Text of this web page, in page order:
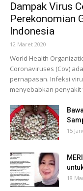
Dampak Virus
Perekonomian
Indonesia
12 Maret 2020
World Health
Coronaviruses (Cov)
pernapasan. Infeksi
menyebabkan penyakit
15
18